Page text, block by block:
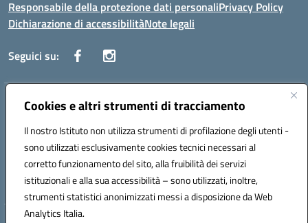
Cookies e altri strumenti di tracciamento
Il nostro Istituto non utilizza strumenti di profilazione degli utenti -
sono utilizzati esclusivamente cookies tecnici necessari al
corretto funzionamento del sito, alla fruibilità dei servizi
istituzionali e alla sua accessibilità – sono utilizzati, inoltre,
strumenti statistici anonimizzati messi a disposizione da Web
Analytics Italia.
Responsabile della protezione dati personaliPrivacy Policy
Dichiarazione di accessibilitàNote legali
Seguici su:
Indirizzo:Corso Vittorio Emanuele, 27 90133 - Palermo
Posta elettronica certificata (PEC):pais03600r@pec.istruzione.it
Codice fiscale: 97308550827
Codice meccanografico: PAIS03600R